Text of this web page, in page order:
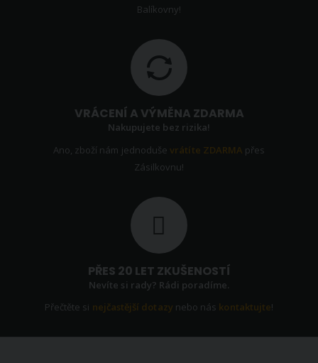
Balíkovny!
VRÁCENÍ A VÝMĚNA ZDARMA
Nakupujete bez rizika!
Ano, zboží nám jednoduševrátíte ZDARMA přes
Zásilkovnu!
PŘES 20 LET ZKUŠENOSTÍ
Nevíte si rady? Rádi poradíme.
Přečtěte si nejčastější dotazy nebo nás kontaktujte!